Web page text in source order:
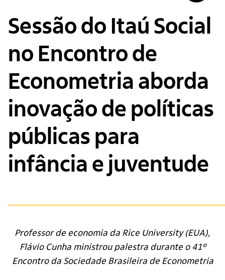
Contato
Sessão do Itaú Social
no Encontro de
Econometria aborda
inovação de políticas
públicas para
infância e juventude
Professor de economia da Rice University (EUA),
Flávio Cunha ministrou palestra durante o 41º
Encontro da Sociedade Brasileira de Econometria